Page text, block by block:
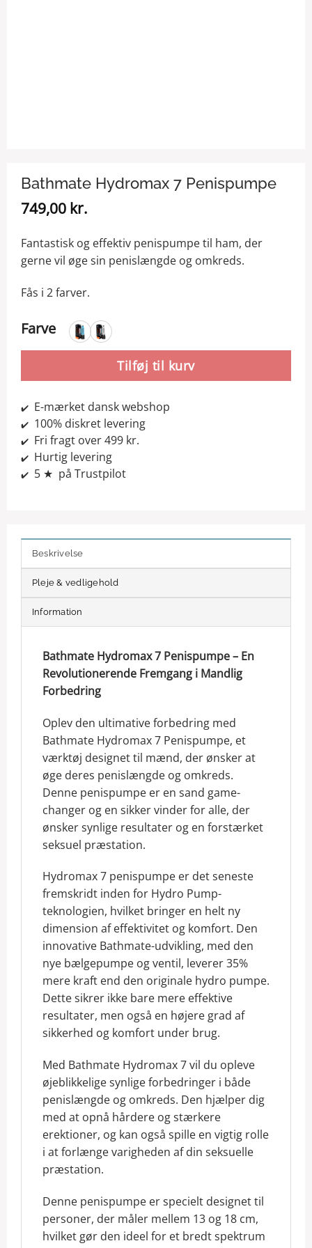
Bathmate Hydromax 7 Penispumpe
749,00 kr.
Fantastisk og effektiv penispumpe til ham, der
gerne vil øge sin penislængde og omkreds.
Fås i 2 farver.
Farve
Tilføj til kurv
✔️E-mærket dansk webshop
✔️100% diskret levering
✔️Fri fragt over 499 kr.
✔️Hurtig levering
✔️5 ★ på Trustpilot
Beskrivelse
Pleje & vedligehold
Information
Bathmate Hydromax 7 Penispumpe – En
Revolutionerende Fremgang i Mandlig
Forbedring
Oplev den ultimative forbedring med
Bathmate Hydromax 7 Penispumpe, et
værktøj designet til mænd, der ønsker at
øge deres penislængde og omkreds.
Denne penispumpe er en sand game-
changer og en sikker vinder for alle, der
ønsker synlige resultater og en forstærket
seksuel præstation.
Hydromax 7 penispumpe er det seneste
fremskridt inden for Hydro Pump-
teknologien, hvilket bringer en helt ny
dimension af effektivitet og komfort. Den
innovative Bathmate-udvikling, med den
nye bælgepumpe og ventil, leverer 35%
mere kraft end den originale hydro pumpe.
Dette sikrer ikke bare mere effektive
resultater, men også en højere grad af
sikkerhed og komfort under brug.
Med Bathmate Hydromax 7 vil du opleve
øjeblikkelige synlige forbedringer i både
penislængde og omkreds. Den hjælper dig
med at opnå hårdere og stærkere
erektioner, og kan også spille en vigtig rolle
i at forlænge varigheden af din seksuelle
præstation.
Denne penispumpe er specielt designet til
personer, der måler mellem 13 og 18 cm,
hvilket gør den ideel for et bredt spektrum